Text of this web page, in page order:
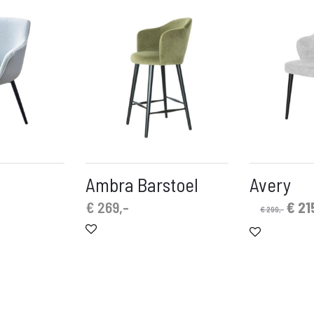
Ambra Barstoel
€ 269,-
Avery
€299,- €